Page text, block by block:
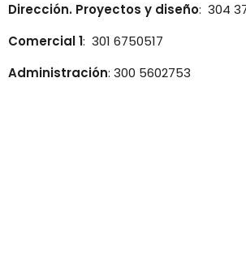
Dirección. Proyectos y diseño: 304
Comercial 1: 301 6750517
Administración: 300 5602753